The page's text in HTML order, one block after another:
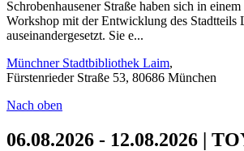
Schrobenhausener Straße haben sich in
Workshop mit der Entwicklung des Stadtteils
auseinandergesetzt. Sie e...
Münchner Stadtbibliothek Laim,
Fürstenrieder Straße 53, 80686 München
Nach oben
06.08.2026 - 12.08.2026 |